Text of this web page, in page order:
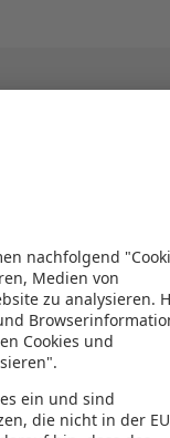
und Geld. Nutzen